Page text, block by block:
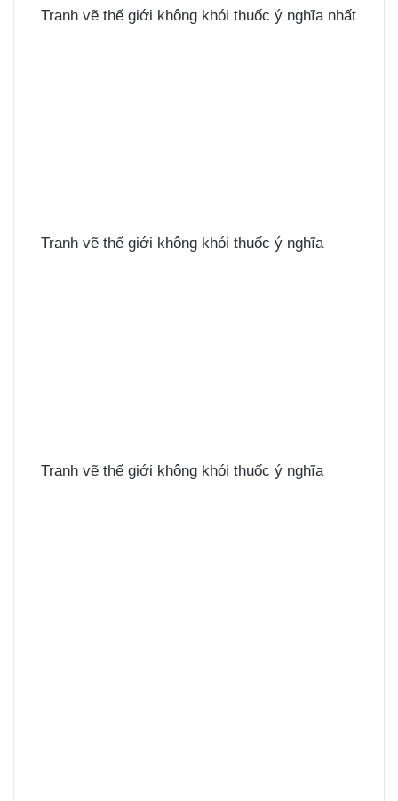
Tranh vẽ thế giới không khói thuốc ý nghĩa nhất
Tranh vẽ thế giới không khói thuốc ý nghĩa
Tranh vẽ thế giới không khói thuốc ý nghĩa